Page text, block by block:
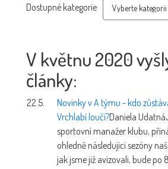
Dostupné kategorie
V květnu 2020
články:
22.5.
Novinky v A týmu - kdo
Vrchlabí loučí?Daniela Udatná
sportovní manažer klubu,
ohledně následující sezóny
jak jsme již avizovali, bude po